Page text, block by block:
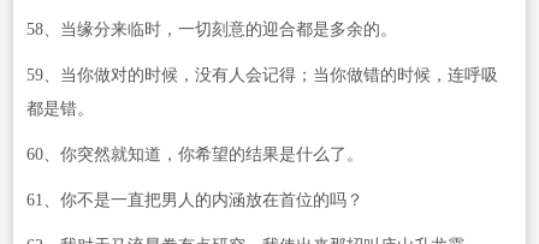
58、当缘分来临时，一切刻意的迎合都是多余的。
59、当你做对的时候，没有人会记得；当你做错的时候，连呼吸
都是错。
60、你突然就知道，你希望的结果是什么了。
61、你不是一直把男人的内涵放在首位的吗？